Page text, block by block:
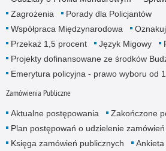
Zagrożenia
Porady dla Policjantów
Współpraca Międzynarodowa
Przekaż 1,5 procent
Język Migowy
Projekty dofinansowane ze środków
Emerytura policyjna - prawo wyboru od
Zamówienia Publiczne
Aktualne postępowania
Zakończone
Plan postępowań o udzielenie
Księga zamówień publicznych
Ankieta